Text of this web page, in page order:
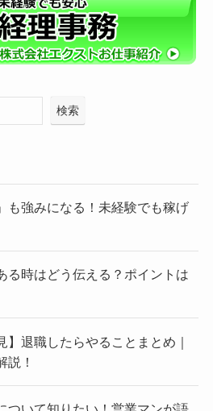
検索
も強みになる！未経験でも稼げ
る時はどう伝える？ポイントは
】退職したらやることまとめ｜
説！